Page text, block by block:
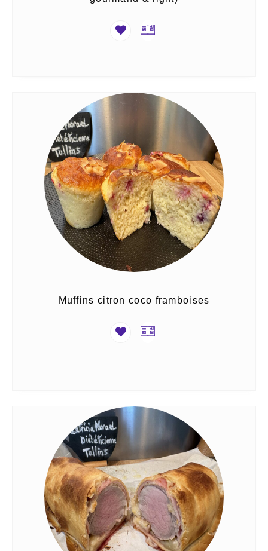
Muffins citron coco framboises